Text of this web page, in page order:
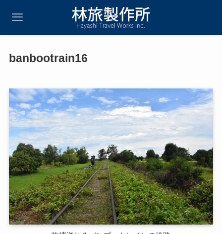
banbootrain16